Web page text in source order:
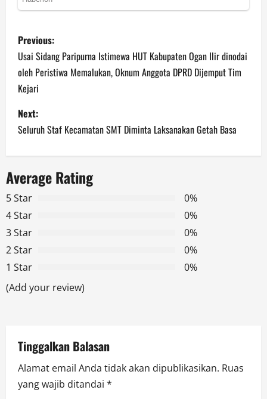
P
o
s
t
n
a
v
i
g
a
t
o
n
Previous:
Usai Sidang Paripurna Istimewa HUT Kabupaten Ogan Ilir dinodai
oleh Peristiwa Memalukan, Oknum Anggota DPRD Dijemput Tim
Kejari
Next:
Seluruh Staf Kecamatan SMT Diminta Laksanakan Getah Basa
Average Rating
5 Star
0%
4 Star
0%
3 Star
0%
2 Star
0%
1 Star
0%
(Add your review)
Tinggalkan Balasan
Alamat email Anda tidak akan dipublikasikan. Ruas
yang wajib ditandai *